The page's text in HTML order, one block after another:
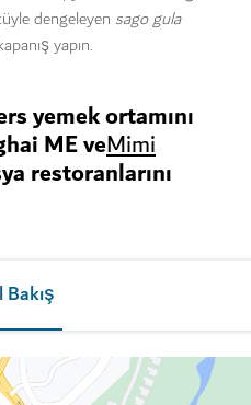
dengeleyen sago gula
yapın.
yemek ortamını
ME veMimi
restoranlarını